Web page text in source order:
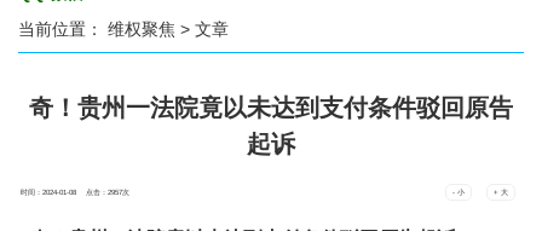
当前位置： 维权聚焦 > 文章
奇！贵州一法院竟以未达到支付条件驳回原告
起诉
时间：2024-01-08 点击：2957次 - 小 + 大